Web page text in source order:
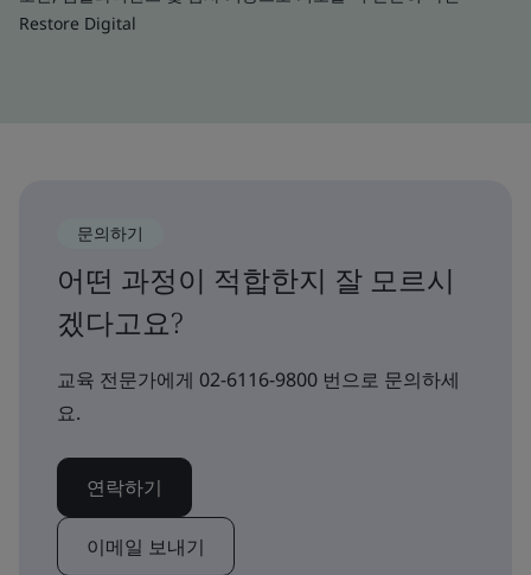
Restore Digital
문의하기
어떤 과정이 적합한지 잘 모르시
겠다고요?
교육 전문가에게 02-6116-9800 번으로 문의하세
요.
연락하기
이메일 보내기